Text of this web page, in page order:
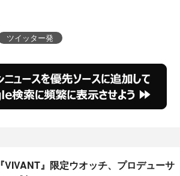
ツイッター発
『VIVANT』限定ウオッチ、プロデューサ